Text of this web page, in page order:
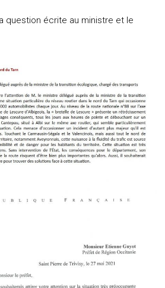
question écrite au ministre et le